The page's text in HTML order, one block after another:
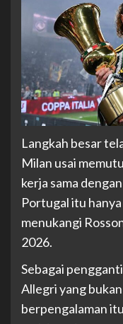
Langkah besar
Milan usai
kerja sama
Portugal itu
menukangi
2026.
Sebagai
Allegri yang
berpengalaman